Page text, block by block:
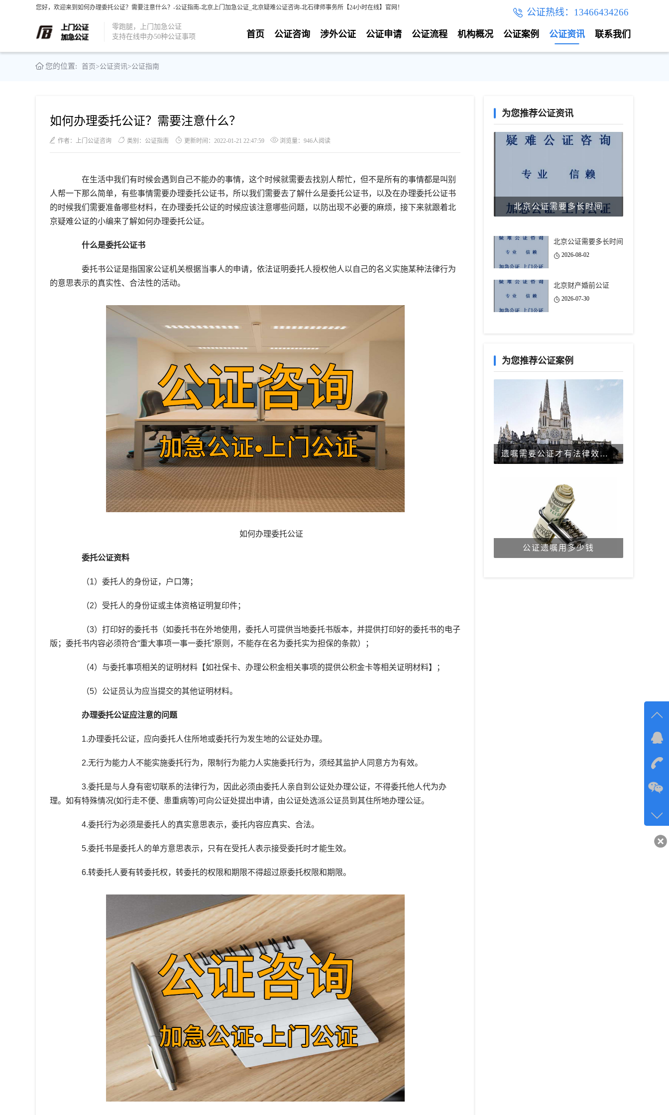
您好，欢迎来到如何办理委托公证？需要注意什么？-公证指南-北京上门加急公证_北京疑难公证咨询-北石律师事务所【24小时在线】官网！ 公证热线：13466434266
零跑腿，上门加急公证
支持在线申办50种公证事项
联系我们
公证资讯
公证案例
机构概况
公证流程
公证申请
涉外公证
公证咨询
首页
您的位置: 首页>公证资讯>公证指南
如何办理委托公证？需要注意什么？
作者：上门公证咨询 类别：公证指南 更新时间：2022-01-21 22:47:59 浏览量：946人阅读
在生活中我们有时候会遇到自己不能办的事情，这个时候就需要去找别人帮忙，但不是所有的事情都是叫别
人帮一下那么简单，有些事情需要办理委托公证书，所以我们需要去了解什么是委托公证书，以及在办理委托公证书
的时候我们需要准备哪些材料，在办理委托公证的时候应该注意哪些问题，以防出现不必要的麻烦，接下来就跟着北
京疑难公证的小编来了解如何办理委托公证。
什么是委托公证书
委托书公证是指国家公证机关根据当事人的申请，依法证明委托人授权他人以自己的名义实施某种法律行为
的意思表示的真实性、合法性的活动。
如何办理委托公证
委托公证资料
（1）委托人的身份证，户口簿；
（2）受托人的身份证或主体资格证明复印件；
（3）打印好的委托书（如委托书在外地使用，委托人可提供当地委托书版本，并提供打印好的委托书的电子
版；委托书内容必须符合“重大事项一事一委托”原则，不能存在名为委托实为担保的条款）；
（4）与委托事项相关的证明材料【如社保卡、办理公积金相关事项的提供公积金卡等相关证明材料】；
（5）公证员认为应当提交的其他证明材料。
办理委托公证应注意的问题
1.办理委托公证，应向委托人住所地或委托行为发生地的公证处办理。
2.无行为能力人不能实施委托行为，限制行为能力人实施委托行为，须经其监护人同意方为有效。
3.委托是与人身有密切联系的法律行为，因此必须由委托人亲自到公证处办理公证，不得委托他人代为办
理。如有特殊情况(如行走不便、患重病等)可向公证处提出申请，由公证处选派公证员到其住所地办理公证。
4.委托行为必须是委托人的真实意思表示，委托内容应真实、合法。
5.委托书是委托人的单方意思表示，只有在受托人表示接受委托时才能生效。
6.转委托人要有转委托权，转委托的权限和期限不得超过原委托权限和期限。
为您推荐公证资讯
北京公证需要多长时间
北京公证需要多长时间
2026-08-02
北京财产婚前公证
2026-07-30
为您推荐公证案例
遗嘱需要公证才有法律效力吗？
公证遗嘱用多少钱
在线
咨询
客服